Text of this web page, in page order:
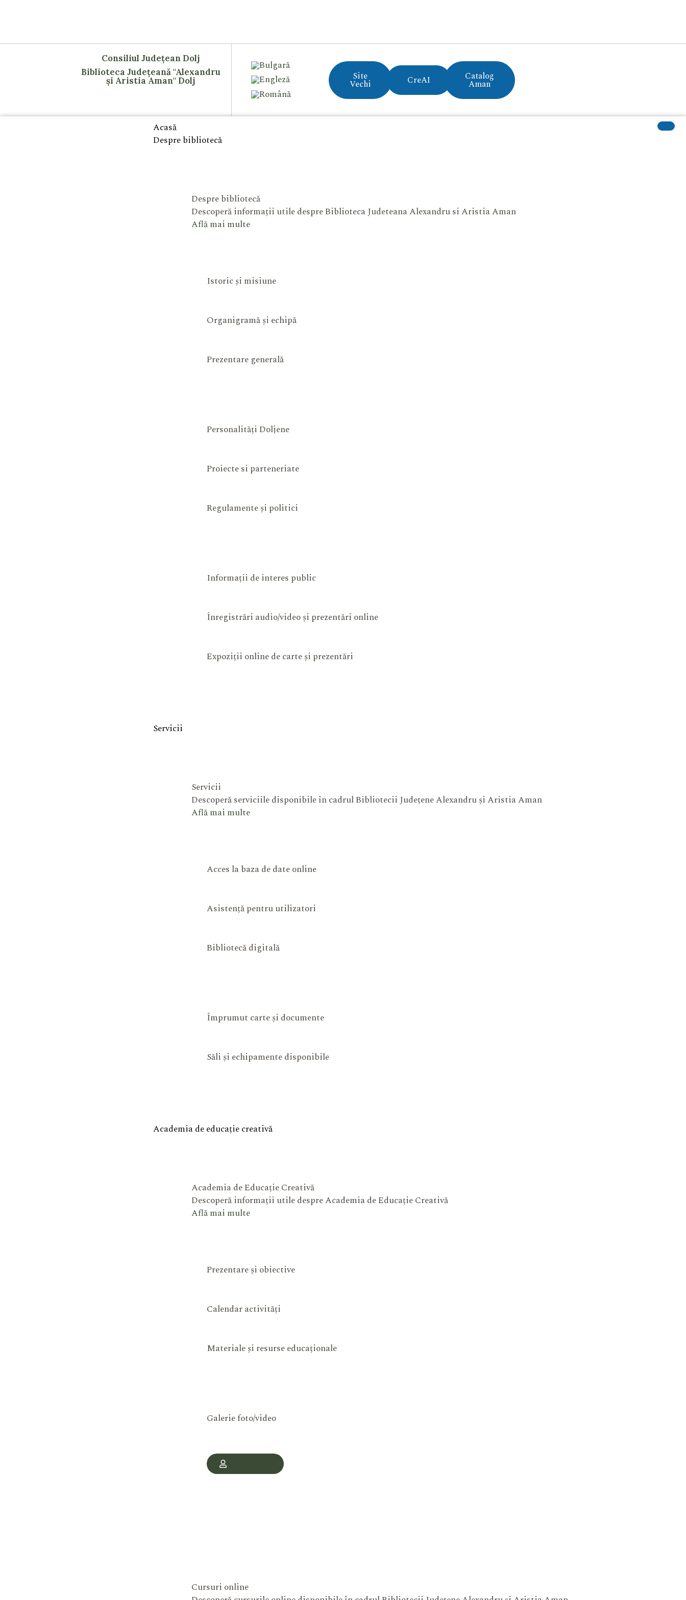
Consiliul Județean Dolj
Biblioteca Județeană "Alexandru
și Aristia Aman" Dolj Site
Vechi CreAI Catalog
Aman
Acasă
Despre bibliotecă
Despre bibliotecă
Descoperă informații utile despre Biblioteca Judeteana Alexandru si Aristia Aman
Află mai multe
Istoric și misiune
Organigramă și echipă
Prezentare generală
Personalități Doljene
Proiecte si parteneriate
Regulamente și politici
Informații de interes public
Înregistrări audio/video și prezentări online
Expoziții online de carte și prezentări
Servicii
Servicii
Descoperă serviciile disponibile în cadrul Bibliotecii Județene Alexandru și Aristia Aman
Află mai multe
Acces la baza de date online
Asistență pentru utilizatori
Bibliotecă digitală
Împrumut carte și documente
Săli și echipamente disponibile
Academia de educație creativă
Academia de Educație Creativă
Descoperă informații utile despre Academia de Educație Creativă
Află mai multe
Prezentare și obiective
Calendar activități
Materiale și resurse educaționale
Galerie foto/video
Cursuri online